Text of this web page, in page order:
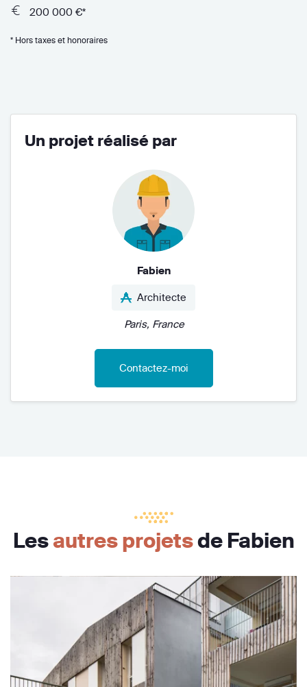
200 000 €*
* Hors taxes et honoraires
Un projet réalisé par
Fabien
Architecte
Paris, France
Contactez-moi
Lesautres projetsde Fabien